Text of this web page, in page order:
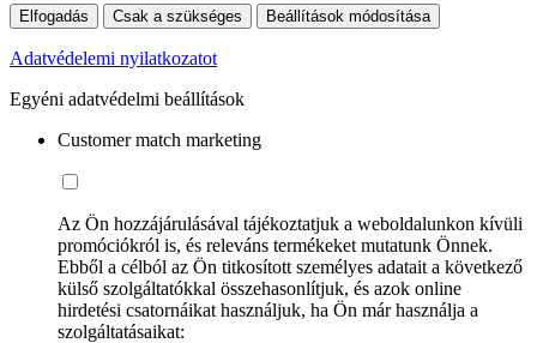
Elfogadás Csak a szükséges Beállítások módosítása
Adatvédelemi nyilatkozatot
Egyéni adatvédelmi beállítások
Customer match marketing
Az Ön hozzájárulásával tájékoztatjuk a weboldalunkon kívüli
promóciókról is, és releváns termékeket mutatunk Önnek.
Ebből a célból az Ön titkosított személyes adatait a következő
külső szolgáltatókkal összehasonlítjuk, és azok online
hirdetési csatornáikat használjuk, ha Ön már használja a
szolgáltatásaikat: